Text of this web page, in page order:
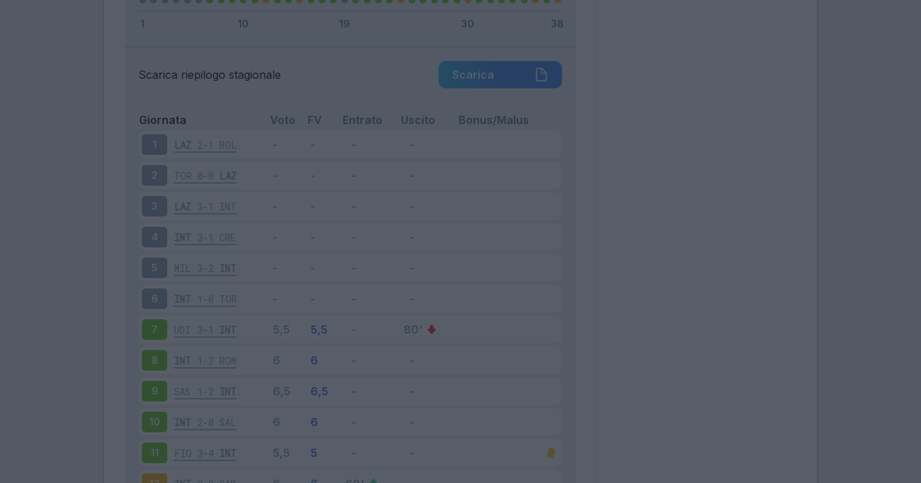
Scarica riepilogo stagionale Scarica
Giornata Voto FV Entrato Uscito Bonus/Malus
1 LAZ 2-1 BOL
2 TOR 0-0 LAZ
3 LAZ 3-1 INT
4 INT 3-1 CRE
5 MIL 3-2 INT
6 INT 1-0 TOR
7 UDI 3-1 INT
8 INT 1-2 ROM
9 SAS 1-2 INT
10 INT 2-0 SAL
11 FIO 3-4 INT